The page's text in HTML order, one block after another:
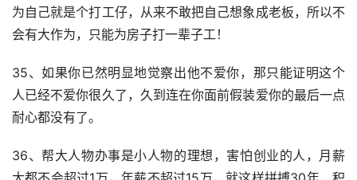
为自己就是个打工仔，从来不敢把自己想象成老板，所以不
会有大作为，只能为房子打一辈子工！
35、如果你已然明显地觉察出他不爱你，那只能证明这个
人已经不爱你很久了，久到连在你面前假装爱你的最后一点
耐心都没有了。
36、帮大人物办事是小人物的理想，害怕创业的人，月薪